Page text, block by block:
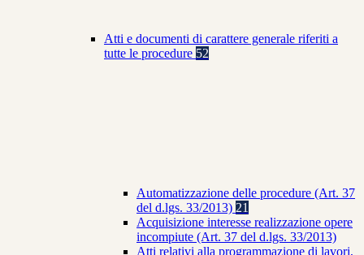
Atti e documenti di carattere generale riferiti a
tutte le procedure 52
Automatizzazione delle procedure (Art. 37
del d.lgs. 33/2013) 21
Acquisizione interesse realizzazione opere
incompiute (Art. 37 del d.lgs. 33/2013)
Atti relativi alla programmazione di lavori,